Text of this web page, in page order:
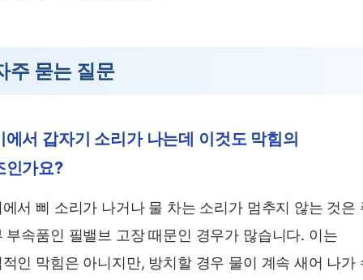
주 묻는 질문
에서 갑자기 소리가 나는데 이것도 막힘의
인가요?
서 삐 소리가 나거나 물 차는 소리가 멈추지 않는 것은
부속품인 필밸브 고장 때문인 경우가 많습니다. 이는
인 막힘은 아니지만, 방치할 경우 물이 계속 새어 나가